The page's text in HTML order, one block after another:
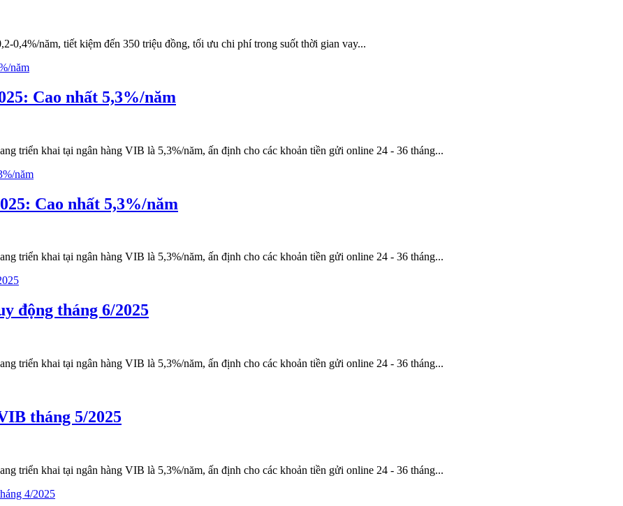
0,4%/năm, tiết kiệm đến 350 triệu đồng, tối ưu chi phí trong suốt thời gian vay...
Cao nhất 5,3%/năm
triển khai tại ngân hàng VIB là 5,3%/năm, ấn định cho các khoản tiền gửi online 24 - 36 tháng...
Cao nhất 5,3%/năm
triển khai tại ngân hàng VIB là 5,3%/năm, ấn định cho các khoản tiền gửi online 24 - 36 tháng...
động tháng 6/2025
triển khai tại ngân hàng VIB là 5,3%/năm, ấn định cho các khoản tiền gửi online 24 - 36 tháng...
tháng 5/2025
triển khai tại ngân hàng VIB là 5,3%/năm, ấn định cho các khoản tiền gửi online 24 - 36 tháng...